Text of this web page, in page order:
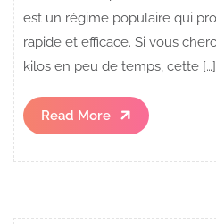
est un régime populaire qui
rapide et efficace. Si vous
kilos en peu de temps, cette […]
Read More
Read
More